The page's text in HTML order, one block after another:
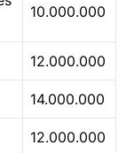
10.000.000
12.000.000
14.000.000
12.000.000